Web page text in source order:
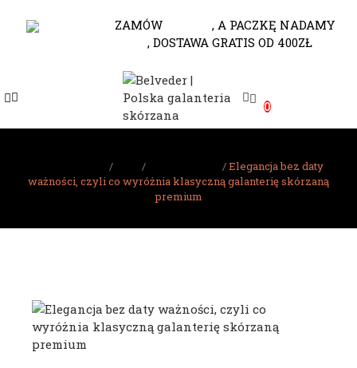
ZAMÓW
, A PACZKĘ NADAMY
, DOSTAWA GRATIS OD 400ZŁ
0
Elegancja bez daty
ważności, czyli co wyróżnia klasyczną galanterię skórzaną
premium